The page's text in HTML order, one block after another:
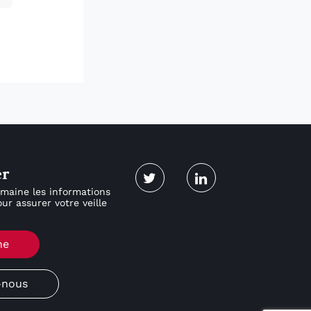
les informations
assurer votre veille